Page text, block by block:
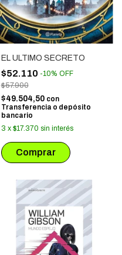
EL ULTIMO SECRETO
$52.110 -10% OFF
$57.900
$49.504,50 con
Transferencia o depósito
bancario
3 x $17.370 sin interés